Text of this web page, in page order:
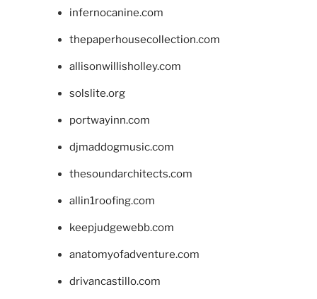
infernocanine.com
thepaperhousecollection.com
allisonwillisholley.com
solslite.org
portwayinn.com
djmaddogmusic.com
thesoundarchitects.com
allin1roofing.com
keepjudgewebb.com
anatomyofadventure.com
drivancastillo.com